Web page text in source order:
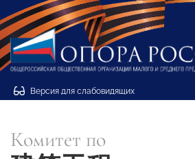
Версия для слабовидящих
Комитет по